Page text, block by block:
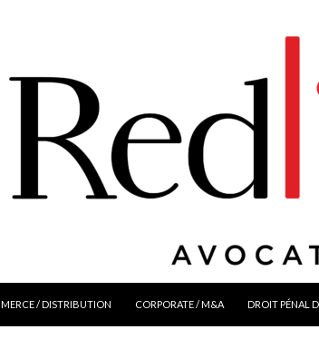
/ DISTRIBUTION CORPORATE / M&A DROIT PÉNAL